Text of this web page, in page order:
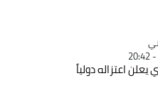
اعتزاله دولياً